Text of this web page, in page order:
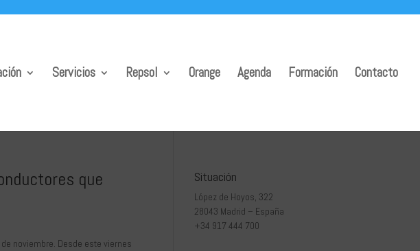
Servicios Repsol Orange Agenda Formación Contacto
que
noviembre. Desde este viernes
Situación
López de Hoyos, 322
28043 Madrid – España
+34 917 444 700